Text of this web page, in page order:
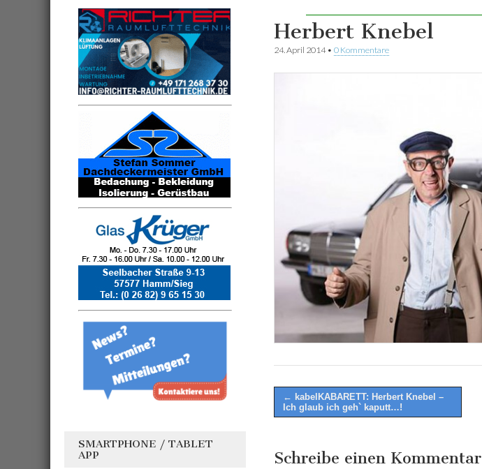
Herbert Knebel
24. April 2014• 0 Kommentare
Post
navigation
← kabelKABARETT: Herbert Knebel –
Ich glaub ich geh` kaputt…!
Schreibe einen Kommentar
SMARTPHONE / TABLET
APP